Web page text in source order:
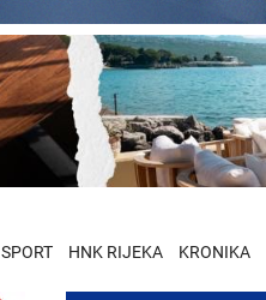
SPORT HNK RIJEKA KRONIKA